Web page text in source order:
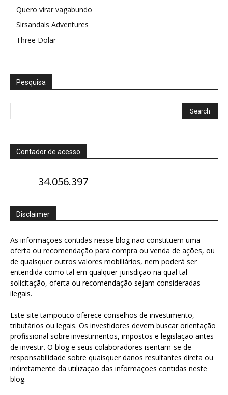
Quero virar vagabundo
Sirsandals Adventures
Three Dolar
Pesquisa
Contador de acesso
34.056.397
Disclaimer
As informações contidas nesse blog não constituem uma
oferta ou recomendação para compra ou venda de ações, ou
de quaisquer outros valores mobiliários, nem poderá ser
entendida como tal em qualquer jurisdição na qual tal
solicitação, oferta ou recomendação sejam consideradas
ilegais.
Este site tampouco oferece conselhos de investimento,
tributários ou legais. Os investidores devem buscar orientação
profissional sobre investimentos, impostos e legislação antes
de investir. O blog e seus colaboradores isentam-se de
responsabilidade sobre quaisquer danos resultantes direta ou
indiretamente da utilização das informações contidas neste
blog.